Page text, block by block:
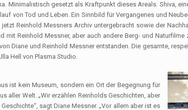
Minimalistisch gesetzt als Kraftpunkt dieses Areals. Shiva,
von Tod und Leben. Ein Sinnbild für Vergangenes und
jetzt Reinhold Messners Archiv untergebracht sowie der
mit Reinhold Messner, aber auch andere Berg- und
Diane und Reinhold Messner entstanden. Die gesamte,
Hell von Plasma Studio.
ist kein Museum, sondern ein Ort der Begegnung für
aller Welt. „Wir erzählen Reinholds Geschichten, aber
sagt Diane Messner. „Vor allem aber ist es